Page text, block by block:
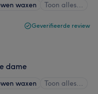
waxen Toon alles…
Geverifieerde review
dame
waxen Toon alles…